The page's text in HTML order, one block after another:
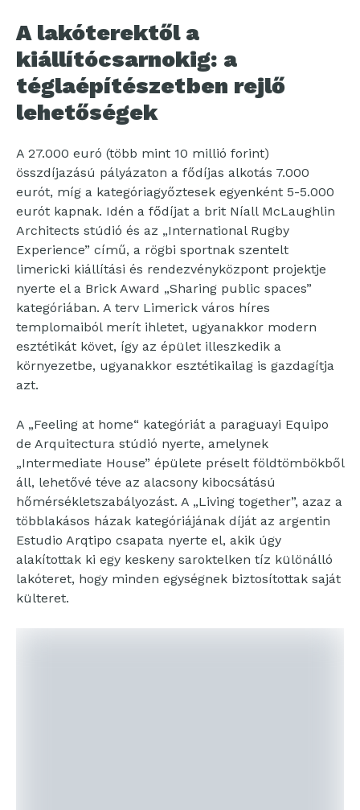
A lakóterektől a
kiállítócsarnokig: a
téglaépítészetben rejlő
lehetőségek
A 27.000 euró (több mint 10 millió forint)
összdíjazású pályázaton a fődíjas alkotás 7.000
eurót, míg a kategóriagyőztesek egyenként 5-5.000
eurót kapnak. Idén a fődíjat a brit Níall McLaughlin
Architects stúdió és az „International Rugby
Experience” című, a rögbi sportnak szentelt
limericki kiállítási és rendezvényközpont projektje
nyerte el a Brick Award „Sharing public spaces”
kategóriában. A terv Limerick város híres
templomaiból merít ihletet, ugyanakkor modern
esztétikát követ, így az épület illeszkedik a
környezetbe, ugyanakkor esztétikailag is gazdagítja
azt.
A „Feeling at home“ kategóriát a paraguayi Equipo
de Arquitectura stúdió nyerte, amelynek
„Intermediate House” épülete préselt földtömbökből
áll, lehetővé téve az alacsony kibocsátású
hőmérsékletszabályozást. A „Living together”, azaz a
többlakásos házak kategóriájának díját az argentin
Estudio Arqtipo csapata nyerte el, akik úgy
alakítottak ki egy keskeny saroktelken tíz különálló
lakóteret, hogy minden egységnek biztosítottak saját
külteret.